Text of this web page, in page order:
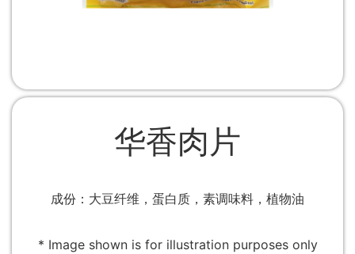
华香肉片
成份：大豆纤维，蛋白质，素调味料，植物油
* Image shown is for illustration purposes only